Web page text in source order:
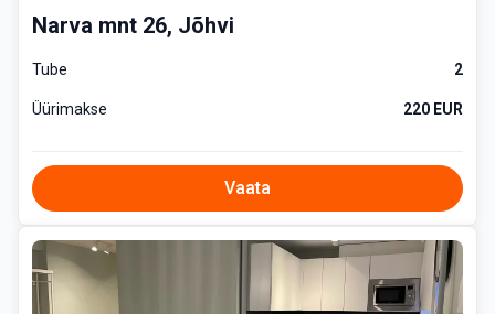
Narva mnt 26, Jõhvi
Tube 2
Üürimakse 220 EUR
Vaata